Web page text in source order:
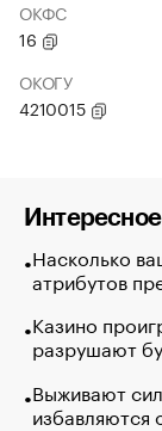
ОКФС
16
ОКОГУ
4210015
Насколько
атрибутов
Казино
разрушают
Выживают
избавляются